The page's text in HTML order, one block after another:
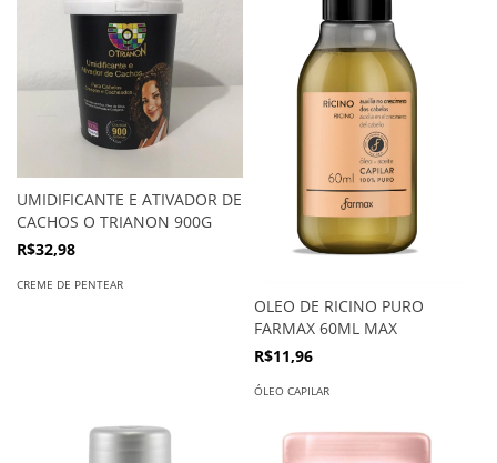
UMIDIFICANTE E ATIVADOR DE
CACHOS O TRIANON 900G
R$32,98
CREME DE PENTEAR
OLEO DE RICINO PURO
FARMAX 60ML MAX
R$11,96
ÓLEO CAPILAR